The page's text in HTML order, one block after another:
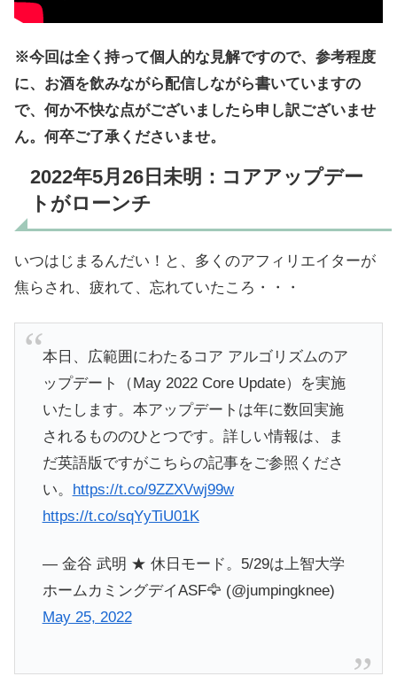
※今回は全く持って個人的な見解ですので、参考程度
に、お酒を飲みながら配信しながら書いていますの
で、何か不快な点がございましたら申し訳ございませ
ん。何卒ご了承くださいませ。
2022年5月26日未明：コアアップデー
トがローンチ
いつはじまるんだい！と、多くのアフィリエイターが
焦らされ、疲れて、忘れていたころ・・・
本日、広範囲にわたるコア アルゴリズムのア
ップデート（May 2022 Core Update）を実施
いたします。本アップデートは年に数回実施
されるもののひとつです。詳しい情報は、ま
だ英語版ですがこちらの記事をご参照くださ
い。
https://t.co/9ZZXVwj99w
https://t.co/sqYyTiU01K
— 金谷 武明 ★ 休日モード。5/29は上智大学
ホームカミングデイASF🦅 (@jumpingknee)
May 25, 2022